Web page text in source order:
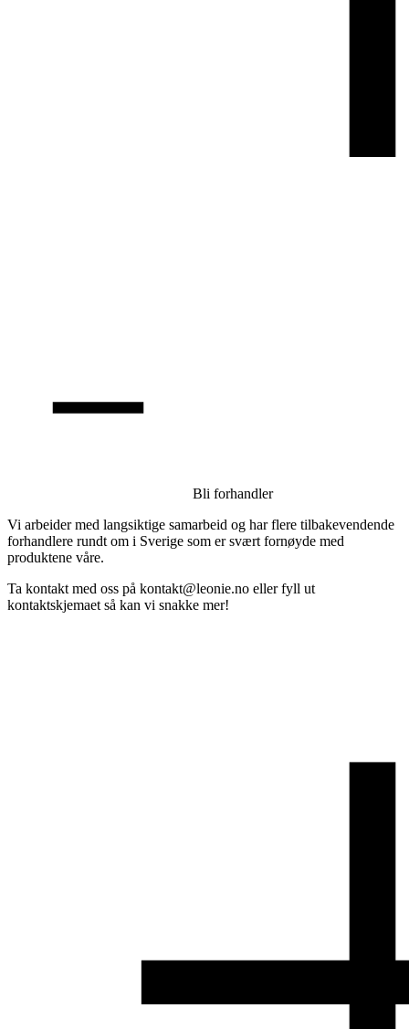
Bli forhandler
Vi arbeider med langsiktige samarbeid og har flere tilbakevendende
forhandlere rundt om i Sverige som er svært fornøyde med
produktene våre.
Ta kontakt med oss på kontakt@leonie.no eller fyll ut
kontaktskjemaet så kan vi snakke mer!